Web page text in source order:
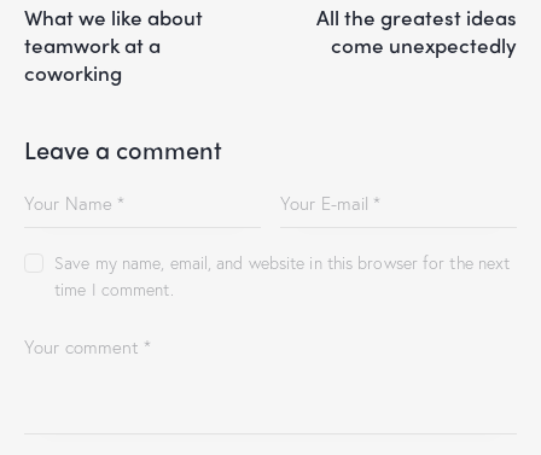
What we like about
teamwork at a
coworking
All the greatest ideas
come unexpectedly
Leave a comment
Save my name, email, and website in this browser for the next
time I comment.